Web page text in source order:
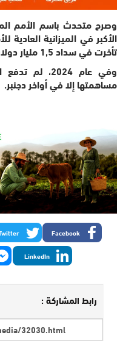
وصرح متحدث باسم الأمم
تأخرت في سداد 1,5 مليار دولار بنهاية يناير.
مساهمتها إلا في أواخر دجنبر.
Facebook
LinkedIn
رابط المشاركة :